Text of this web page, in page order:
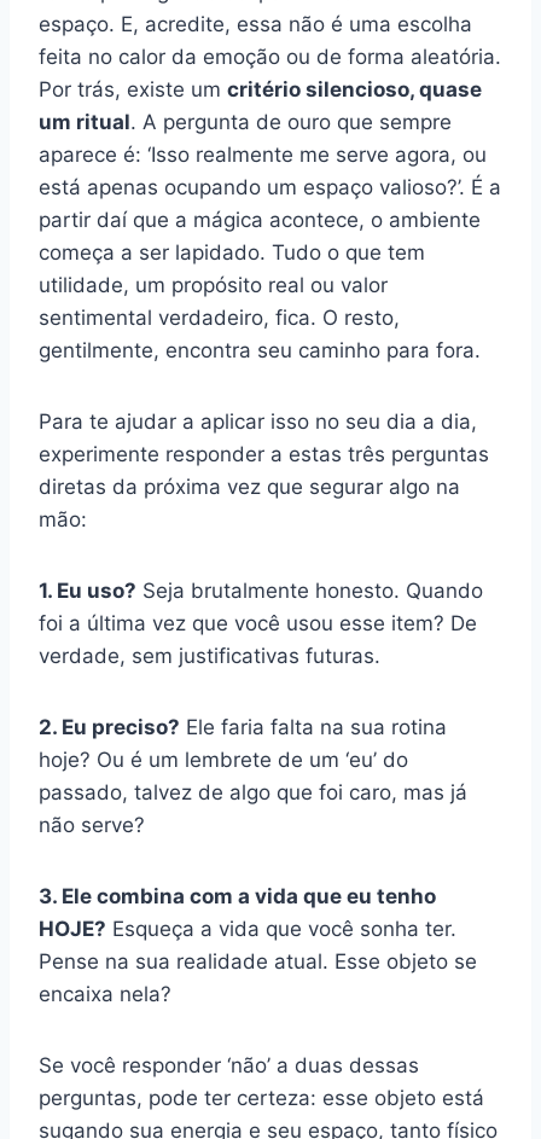
espaço. E, acredite, essa não é uma escolha
feita no calor da emoção ou de forma aleatória.
Por trás, existe um critério silencioso, quase
um ritual. A pergunta de ouro que sempre
aparece é: ‘Isso realmente me serve agora, ou
está apenas ocupando um espaço valioso?’. É a
partir daí que a mágica acontece, o ambiente
começa a ser lapidado. Tudo o que tem
utilidade, um propósito real ou valor
sentimental verdadeiro, fica. O resto,
gentilmente, encontra seu caminho para fora.
Para te ajudar a aplicar isso no seu dia a dia,
experimente responder a estas três perguntas
diretas da próxima vez que segurar algo na
mão:
1. Eu uso? Seja brutalmente honesto. Quando
foi a última vez que você usou esse item? De
verdade, sem justificativas futuras.
2. Eu preciso? Ele faria falta na sua rotina
hoje? Ou é um lembrete de um ‘eu’ do
passado, talvez de algo que foi caro, mas já
não serve?
3. Ele combina com a vida que eu tenho
HOJE? Esqueça a vida que você sonha ter.
Pense na sua realidade atual. Esse objeto se
encaixa nela?
Se você responder ‘não’ a duas dessas
perguntas, pode ter certeza: esse objeto está
sugando sua energia e seu espaço, tanto físico